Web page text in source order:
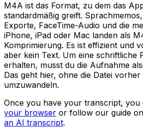
M4A ist das Format, zu dem das
standardmäßig greift.
Exporte, FaceTime-Audio und die
iPhone, iPad oder Mac landen als
Komprimierung. Es ist effizient und
aber kein Text. Um eine schriftliche
erhalten, musst du die Aufnahme
Das geht hier, ohne die Datei
umzuwandeln.
Once you have your transcript, you
your browser or follow our guide on
an AI transcript.